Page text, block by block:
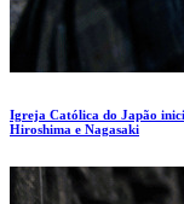
Igreja Católica do Japão
Hiroshima e Nagasaki